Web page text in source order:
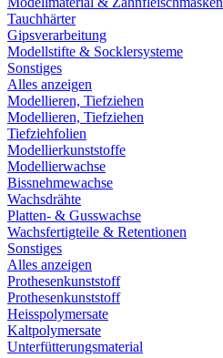
Tauchhärter
Gipsverarbeitung
Modellstifte & Socklersysteme
Sonstiges
Alles anzeigen
Modellieren, Tiefziehen
Modellieren, Tiefziehen
Tiefziehfolien
Modellierkunststoffe
Modellierwachse
Bissnehmewachse
Wachsdrähte
Platten- & Gusswachse
Wachsfertigteile & Retentionen
Sonstiges
Alles anzeigen
Prothesenkunststoff
Prothesenkunststoff
Heisspolymersate
Kaltpolymersate
Unterfütterungsmaterial